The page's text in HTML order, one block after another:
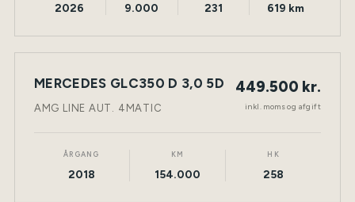
2026 9.000 231 619 km
NY BIL DIESEL TØNDER
MERCEDES GLC350 D 3,0 5D
AMG LINE AUT. 4MATIC
449.500 kr.
inkl. moms og afgift
ÅRGANG
2018
KM
154.000
HK
258